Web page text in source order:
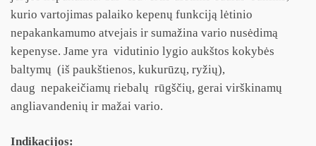
kurio vartojimas palaiko kepenų funkciją lėtinio
nepakankamumo atvejais ir sumažina vario nusėdimą
kepenyse. Jame yra vidutinio lygio aukštos kokybės
baltymų (iš paukštienos, kukurūzų, ryžių),
daug nepakeičiamų riebalų rūgščių, gerai virškinamų
angliavandenių ir mažai vario.
Indikacijos: